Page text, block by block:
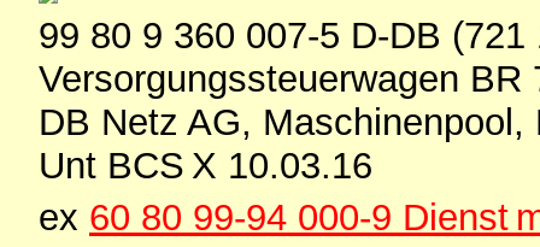
99 80 9 360 007-5 D-DB (721
Versorgungssteuerwagen BR
DB Netz AG, Maschinenpool,
Unt BCS X 10.03.16
ex 60 80 99-94 000-9 Dienst